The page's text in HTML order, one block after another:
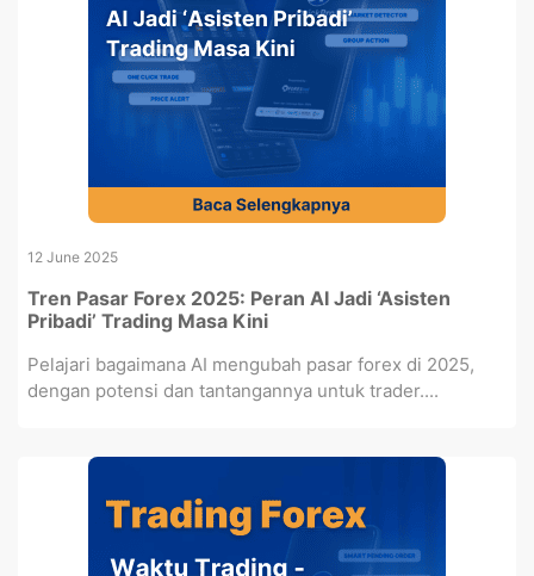
12 June 2025
Tren Pasar Forex 2025: Peran AI Jadi ‘Asisten
Pribadi’ Trading Masa Kini
Pelajari bagaimana AI mengubah pasar forex di 2025,
dengan potensi dan tantangannya untuk trader....